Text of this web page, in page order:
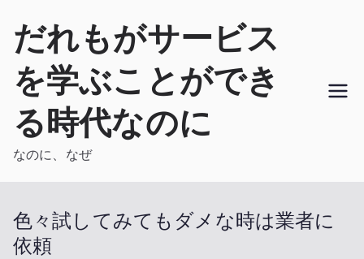
だれもがサービス
を学ぶことができ
る時代なのに
なのに、なぜ
色々試してみてもダメな時は業者に
依頼